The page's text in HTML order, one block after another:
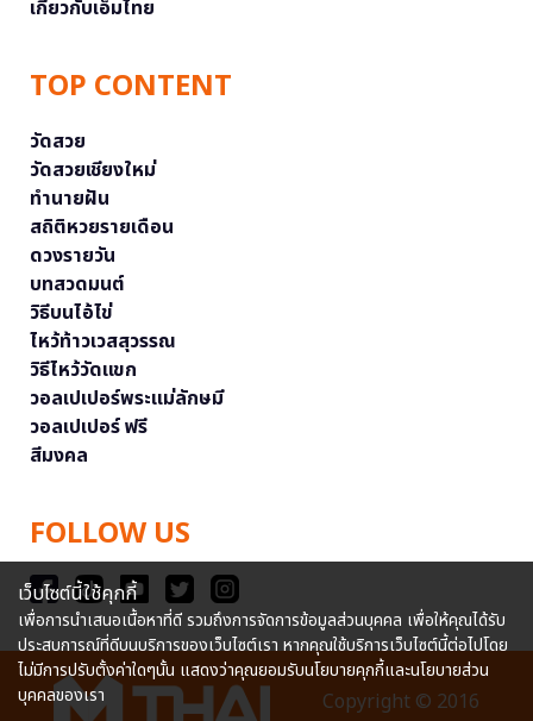
เกี่ยวกับเอ็มไทย
TOP CONTENT
วัดสวย
วัดสวยเชียงใหม่
ทำนายฝัน
สถิติหวยรายเดือน
ดวงรายวัน
บทสวดมนต์
วิธีบนไอ้ไข่
ไหว้ท้าวเวสสุวรรณ
วิธีไหว้วัดแขก
วอลเปเปอร์พระแม่ลักษมี
วอลเปเปอร์ ฟรี
สีมงคล
FOLLOW US
Copyright © 2016
เว็บไซต์นี้ใช้คุกกี้
เพื่อการนำเสนอเนื้อหาที่ดี รวมถึงการจัดการข้อมูลส่วนบุคคล เพื่อให้คุณได้รับ
ประสบการณ์ที่ดีบนบริการของเว็บไซต์เรา หากคุณใช้บริการเว็บไซต์นี้ต่อไปโดย
ไม่มีการปรับตั้งค่าใดๆนั้น แสดงว่าคุณยอมรับนโยบายคุกกี้และนโยบายส่วน
บุคคลของเรา